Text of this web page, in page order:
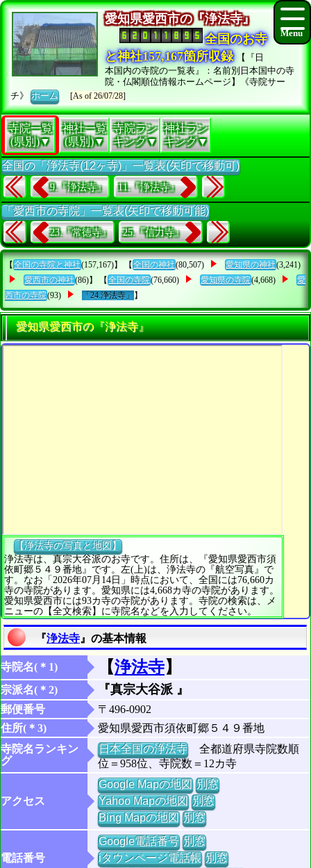
愛知県愛西市の『浄法寺』
全国のお寺
と神社157,167箇所収録
【『日
本国内の寺院の一覧表』：名前別日本国中の寺
院・仏閣順位情報ホームページ】《寺院サー
チ》ホーム [As of 26/07/28]
寺院一覧
(県別)▼
神社一覧
(県別)▼
寺院ラン
キング▼
神社ラン
キング▼
全国の「浄法寺(12ヶ寺)」一覧表(矢印で移動可)
9.『浄法寺』 11.『浄法寺』
「愛西市の寺院」一覧表(矢印で移動可能)
23.『常徳寺』 25.『信力寺』
【 全国の寺院と神社(157,167)】 【 全国の神社(80,507) 愛知県の神社(3,241)
愛西市の神社(86)】 【 全国の寺院(76,660) 愛知県の寺院(4,668)
愛
西市の寺院(93) 「24.浄法寺」 】
愛知県愛西市の『浄法寺』
【浄法寺の写真と地図】
浄法寺は、真宗大谷派のお寺です。住所は、『愛知県愛西市須
依町郷５４９番地』です。左(上)は、浄法寺の『航空写真』で
す。なお「2026年07月14日」時点において、全国には76,660カ
寺の寺院があります。愛知県には4,668カ寺の寺院があります。
愛知県愛西市には93カ寺の寺院があります。寺院の検索は、メ
ニューの【全文検索】に寺院名などを入力してください。
『浄法寺 』の基本情報
寺院名(＊1) 【浄法寺】
宗派名(＊2) 『真宗大谷派 』
郵便番号
〒496-0902
住所(＊3)
愛知県愛西市須依町郷５４９番地
寺院名ランキン
グ
日本全国の浄法寺全都道府県寺院数順
位＝958位、寺院数＝12カ寺
アクセス
Google Mapの地図 別窓
Yahoo Mapの地図 別窓
Bing Mapの地図 別窓
電話番号
Google電話番号 別窓
iタウンページ電話帳 別窓